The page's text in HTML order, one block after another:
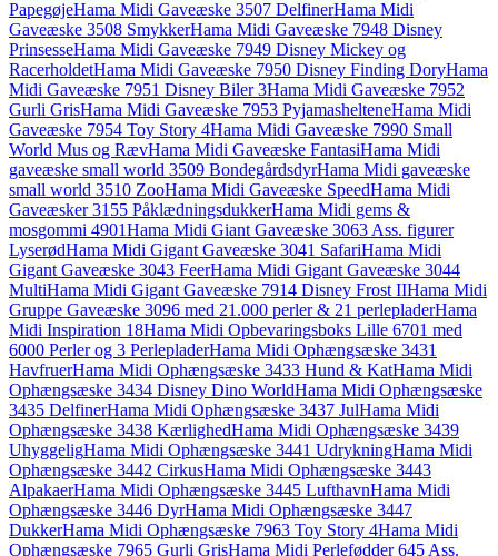
PapegøjeHama Midi Gaveæske 3507 DelfinerHama Midi
Gaveæske 3508 SmykkerHama Midi Gaveæske 7948 Disney
PrinsesseHama Midi Gaveæske 7949 Disney Mickey og
RacerholdetHama Midi Gaveæske 7950 Disney Finding DoryHama
Midi Gaveæske 7951 Disney Biler 3Hama Midi Gaveæske 7952
Gurli GrisHama Midi Gaveæske 7953 PyjamashelteneHama Midi
Gaveæske 7954 Toy Story 4Hama Midi Gaveæske 7990 Small
World Mus og RævHama Midi Gaveæske FantasiHama Midi
gaveæske small world 3509 BondegårdsdyrHama Midi gaveæske
small world 3510 ZooHama Midi Gaveæske SpeedHama Midi
Gaveæsker 3155 PåklædningsdukkerHama Midi gems &
mosgommi 4901Hama Midi Giant Gaveæske 3063 Ass. figurer
LyserødHama Midi Gigant Gaveæske 3041 SafariHama Midi
Gigant Gaveæske 3043 FeerHama Midi Gigant Gaveæske 3044
MultiHama Midi Gigant Gaveæske 7914 Disney Frost IIHama Midi
Gruppe Gaveæske 3096 med 21.000 perler & 21 perlepladerHama
Midi Inspiration 18Hama Midi Opbevaringsboks Lille 6701 med
6000 Perler og 3 PerlepladerHama Midi Ophængsæske 3431
HavfruerHama Midi Ophængsæske 3433 Hund & KatHama Midi
Ophængsæske 3434 Disney Dino WorldHama Midi Ophængsæske
3435 DelfinerHama Midi Ophængsæske 3437 JulHama Midi
Ophængsæske 3438 KærlighedHama Midi Ophængsæske 3439
UhyggeligHama Midi Ophængsæske 3441 UdrykningHama Midi
Ophængsæske 3442 CirkusHama Midi Ophængsæske 3443
AlpakaerHama Midi Ophængsæske 3445 LufthavnHama Midi
Ophængsæske 3446 DyrHama Midi Ophængsæske 3447
DukkerHama Midi Ophængsæske 7963 Toy Story 4Hama Midi
Ophængsæske 7965 Gurli GrisHama Midi Perlefødder 645 Ass.